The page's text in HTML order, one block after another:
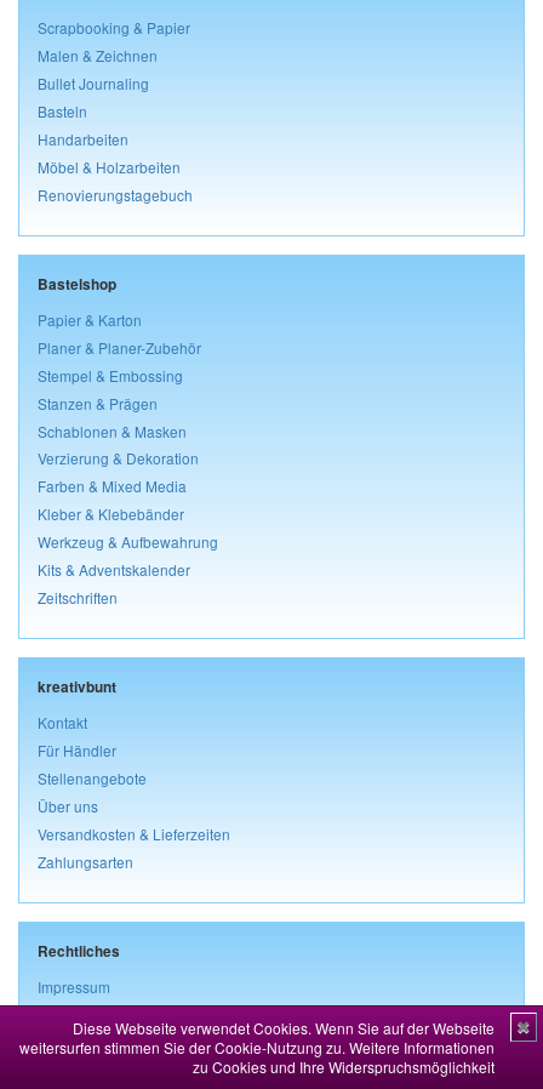
Diese Webseite verwendet Cookies. Wenn Sie auf der Webseite
weitersurfen stimmen Sie der Cookie-Nutzung zu. Weitere Informationen
zu Cookies und Ihre Widerspruchsmöglichkeit
✖
Scrapbooking & Papier
Malen & Zeichnen
Bullet Journaling
Basteln
Handarbeiten
Möbel & Holzarbeiten
Renovierungstagebuch
Bastelshop
Papier & Karton
Planer & Planer-Zubehör
Stempel & Embossing
Stanzen & Prägen
Schablonen & Masken
Verzierung & Dekoration
Farben & Mixed Media
Kleber & Klebebänder
Werkzeug & Aufbewahrung
Kits & Adventskalender
Zeitschriften
kreativbunt
Kontakt
Für Händler
Stellenangebote
Über uns
Versandkosten & Lieferzeiten
Zahlungsarten
Rechtliches
Impressum
Widerrufsbelehrung & Widerrufsformular